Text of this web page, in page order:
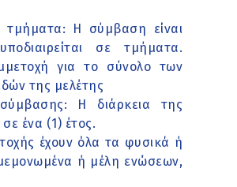
τμήματα: Η σύμβαση είναι
σε τμήματα.
για το σύνολο των
της μελέτης
Η διάρκεια της
ένα (1) έτος.
έχουν όλα τα φυσικά ή
ή μέλη ενώσεων,